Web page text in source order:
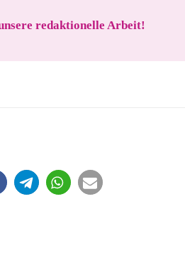
redaktionelle Arbeit!